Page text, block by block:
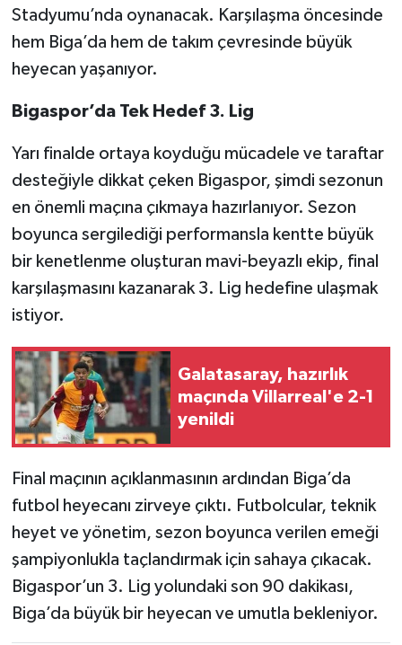
Stadyumu’nda oynanacak. Karşılaşma öncesinde
hem Biga’da hem de takım çevresinde büyük
heyecan yaşanıyor.
Bigaspor’da Tek Hedef 3. Lig
Yarı finalde ortaya koyduğu mücadele ve taraftar
desteğiyle dikkat çeken Bigaspor, şimdi sezonun
en önemli maçına çıkmaya hazırlanıyor. Sezon
boyunca sergilediği performansla kentte büyük
bir kenetlenme oluşturan mavi-beyazlı ekip, final
karşılaşmasını kazanarak 3. Lig hedefine ulaşmak
istiyor.
Galatasaray, hazırlık
maçında Villarreal'e 2-1
yenildi
Final maçının açıklanmasının ardından Biga’da
futbol heyecanı zirveye çıktı. Futbolcular, teknik
heyet ve yönetim, sezon boyunca verilen emeği
şampiyonlukla taçlandırmak için sahaya çıkacak.
Bigaspor’un 3. Lig yolundaki son 90 dakikası,
Biga’da büyük bir heyecan ve umutla bekleniyor.